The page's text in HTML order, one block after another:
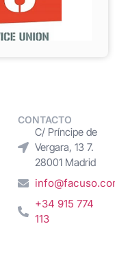
CONTACTO
C/ Príncipe de
Vergara, 13 7.
28001 Madrid
+34 915 774
113